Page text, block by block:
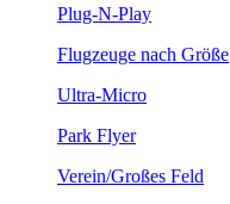
Plug-N-Play
Flugzeuge nach Größe
Ultra-Micro
Park Flyer
Verein/Großes Feld